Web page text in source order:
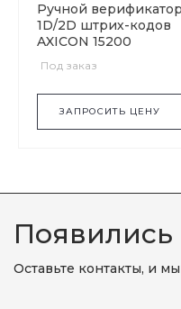
Ручной верификатор
1D/2D штрих-кодов
AXICON 15200
Под заказ
ЗАПРОСИТЬ ЦЕНУ
Оставьте контакты, и